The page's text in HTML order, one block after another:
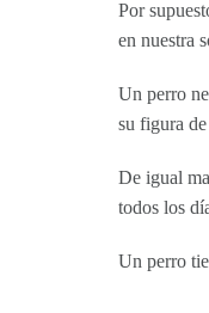
Por
en nuestra
Un perro
su figura
De igual
todos los
Un perro